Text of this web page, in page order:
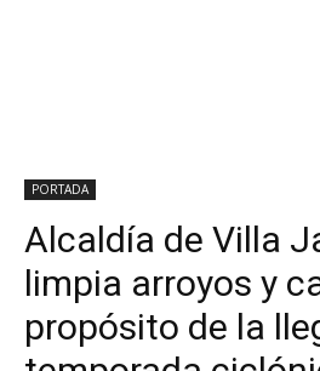
PORTADA
Alcaldía de Villa
limpia arroyos y
propósito de la